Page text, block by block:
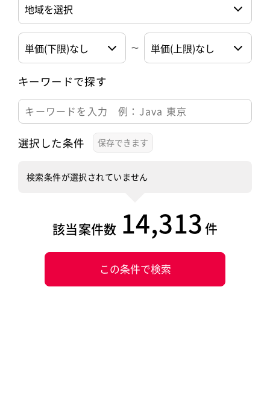
キーワードで探す
選択した条件
検索条件が選択されていません
該当案件数 14,313 件
この条件で検索